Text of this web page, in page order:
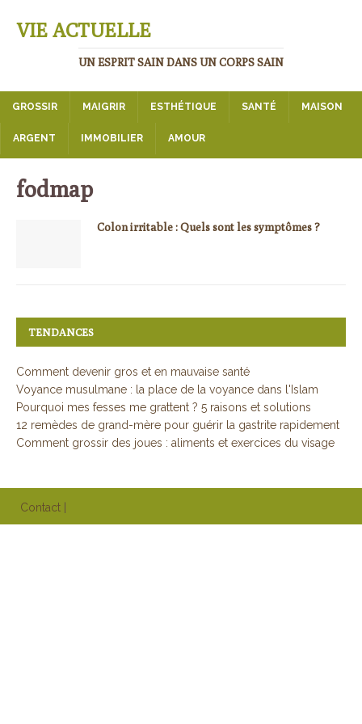
VIE ACTUELLE
UN ESPRIT SAIN DANS UN CORPS SAIN
GROSSIR MAIGRIR ESTHÉTIQUE SANTÉ MAISON
ARGENT IMMOBILIER AMOUR
fodmap
Colon irritable : Quels sont les symptômes ?
TENDANCES
Comment devenir gros et en mauvaise santé
Voyance musulmane : la place de la voyance dans l'Islam
Pourquoi mes fesses me grattent ? 5 raisons et solutions
12 remèdes de grand-mère pour guérir la gastrite rapidement
Comment grossir des joues : aliments et exercices du visage
Contact